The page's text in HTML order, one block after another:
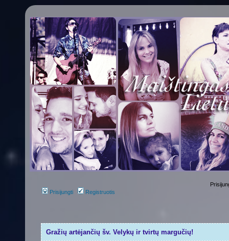
Prisijungti Registruotis
Gražių artėjančių šv. Velykų ir tvirtų margučių!